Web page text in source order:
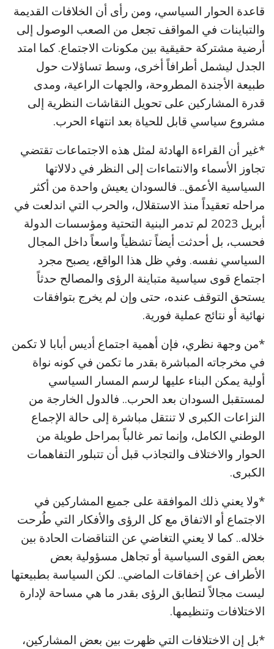
قاعدة الحوار السياسي، ومن رأى أن الخلافات القديمة
والتباينات في المواقف تجعل من الصعب الوصول إلى
أرضية مشتركة حقيقية بين مكونات الاجتماع. كما امتد
الجدل ليشمل أطرافاً أخرى، وسط تساؤلات حول
طبيعة الأجندة المطروحة، والجهات الراعية، ومدى
قدرة المشاركين على تحويل النقاشات النظرية إلى
مشروع سياسي قابل للحياة بعد انتهاء الحرب.
*غير أن القراءة الهادئة لمثل هذه الاجتماعات تقتضي
تجاوز الأسماء والانتماءات إلى النظر في دلالاتها
السياسية الأعمق.. فالسودان يعيش واحدة من أكثر
مراحله تعقيداً منذ الاستقلال، والحرب التي اندلعت في
أبريل 2023 لم تدمر البنية التحتية ومؤسسات الدولة
فحسب، بل أحدثت أيضاً تشظياً واسعاً داخل المجال
السياسي نفسه. وفي ظل هذا الواقع، يصبح مجرد
اجتماع قوى سياسية متباينة الرؤى والمصالح حدثاً
يستحق التوقف عنده، حتى وإن لم يخرج بتوافقات
نهائية أو نتائج عملية فورية.
*من وجهة نظري، فإن أهمية اجتماع أديس أبابا لا تكمن
في مخرجاته المباشرة بقدر ما تكمن في كونه نواة
أولية يمكن البناء عليها لرسم المسار السياسي
لمستقبل السودان بعد الحرب.. فالدول الخارجة من
النزاعات الكبرى لا تنتقل مباشرة إلى حالة الإجماع
الوطني الكامل، وإنما تمر غالباً بمراحل طويلة من
الحوار والاختلاف والتجاذب قبل أن تتبلور التفاهمات
الكبرى.
*ولا يعني ذلك الموافقة على جميع المشاركين في
الاجتماع أو الاتفاق مع كل الرؤى والأفكار التي طُرحت
خلاله.. كما لا يعني التغاضي عن التناقضات الحادة بين
بعض القوى السياسية أو تجاهل مسؤولية بعض
الأطراف عن إخفاقات الماضي.. لكن السياسة بطبيعتها
ليست مجالاً لتطابق الرؤى بقدر ما هي مساحة لإدارة
الاختلافات وتنظيمها.
*بل إن الاختلافات التي ظهرت بين بعض المشاركين،